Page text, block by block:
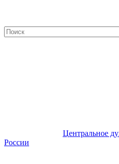
Центральное
России